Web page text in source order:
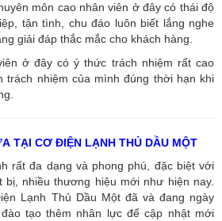
môn cao nhân viên ở đây có thái độ
tận tình, chu đáo luôn biết lắng nghe
giải đáp thắc mắc cho khách hàng.
ở đây có ý thức trách nhiệm rất cao
trách nhiệm của mình đúng thời hạn khi
TẠI CƠ ĐIỆN LẠNH THỦ DẦU MỘT
rất đa dạng và phong phú, đặc biệt với
nhiều thương hiệu mới như hiện nay.
Lạnh Thủ Dầu Một đã và đang ngày
tạo thêm nhân lực để cập nhật mới